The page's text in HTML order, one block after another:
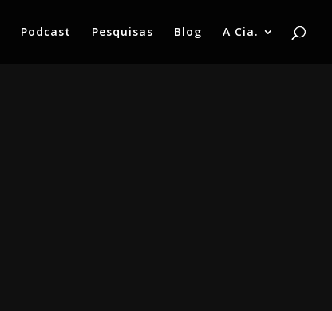
Podcast Pesquisas Blog A Cia.